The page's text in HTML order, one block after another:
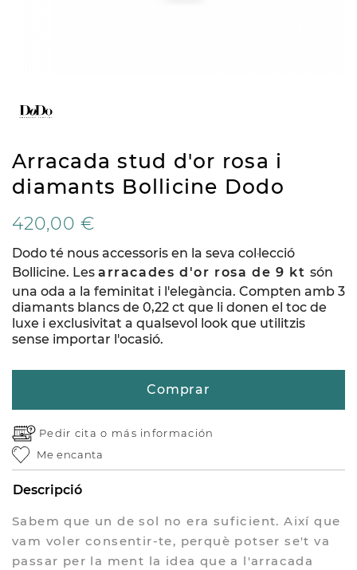
Arracada stud d'or rosa i
diamants Bollicine Dodo
420,00 €
Dodo té nous accessoris en la seva col·lecció
Bollicine. Les arracades d'or rosa de 9 kt són
una oda a la feminitat i l'elegància. Compten amb 3
diamants blancs de 0,22 ct que li donen el toc de
luxe i exclusivitat a qualsevol look que utilitzis
sense importar l'ocasió.
Comprar
Pedir cita o más información
Me encanta
Descripció
Sabem que un de sol no era suficient. Així que
vam voler consentir-te, perquè potser se't va
passar per la ment la idea que a l'arracada